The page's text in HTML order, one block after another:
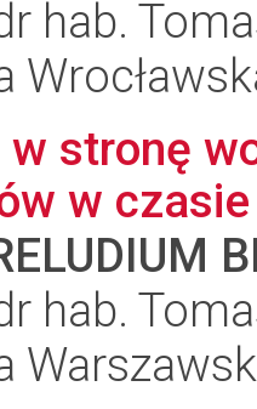
hab.
stronę
w
hab.